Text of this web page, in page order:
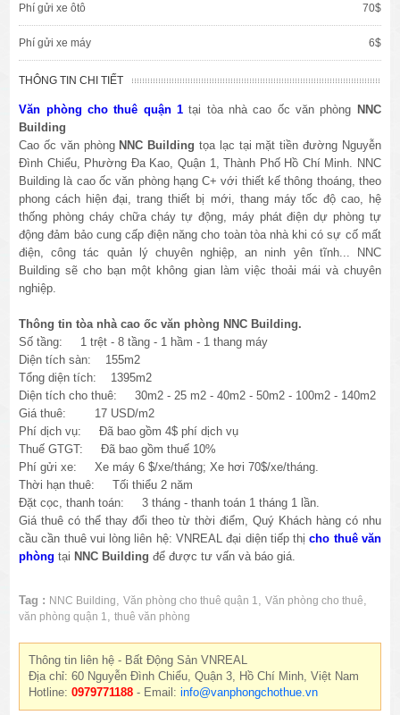
Phí gửi xe ôtô 70$
Phí gửi xe máy 6$
THÔNG TIN CHI TIẾT
Văn phòng cho thuê quận 1tại tòa nhà cao ốc văn phòng NNC
Building
Cao ốc văn phòng NNC Buildingtọa lạc tại mặt tiền đường Nguyễn
Đình Chiểu, Phường Đa Kao, Quận 1, Thành Phố Hồ Chí Minh. NNC
Building là cao ốc văn phòng hạng C+ với thiết kế thông thoáng, theo
phong cách hiện đại, trang thiết bị mới, thang máy tốc độ cao, hệ
thống phòng cháy chữa cháy tự động, máy phát điện dự phòng tự
động đảm bảo cung cấp điện năng cho toàn tòa nhà khi có sự cố mất
điện, công tác quản lý chuyên nghiệp, an ninh yên tĩnh... NNC
Building sẽ cho bạn một không gian làm việc thoải mái và chuyên
nghiệp.
Thông tin tòa nhà cao ốc văn phòng NNC Building.
Số tầng: 1 trệt - 8 tầng - 1 hầm - 1 thang máy
Diện tích sàn: 155m2
Tổng diện tích: 1395m2
Diện tích cho thuê: 30m2 - 25 m2 - 40m2 - 50m2 - 100m2 - 140m2
Giá thuê: 17 USD/m2
Phí dịch vụ: Đã bao gồm 4$ phí dịch vụ
Thuế GTGT: Đã bao gồm thuế 10%
Phí gửi xe: Xe máy 6 $/xe/tháng; Xe hơi 70$/xe/tháng.
Thời hạn thuê: Tối thiểu 2 năm
Đặt cọc, thanh toán: 3 tháng - thanh toán 1 tháng 1 lần.
Giá thuê có thể thay đổi theo từ thời điểm, Quý Khách hàng có nhu
cầu cần thuê vui lòng liên hệ: VNREAL đại diện tiếp thịcho thuê văn
phòngtại NNC Buildingđể được tư vấn và báo giá.
Tag : NNC Building ,Văn phòng cho thuê quận 1 ,Văn phòng cho thuê
văn phòng quận 1 ,thuê văn phòng
Thông tin liên hệ - Bất Động Sản VNREAL
Địa chỉ: 60 Nguyễn Đình Chiểu, Quận 3, Hồ Chí Minh, Việt Nam
Hotline:0979771188 - Email:info@vanphongchothue.vn